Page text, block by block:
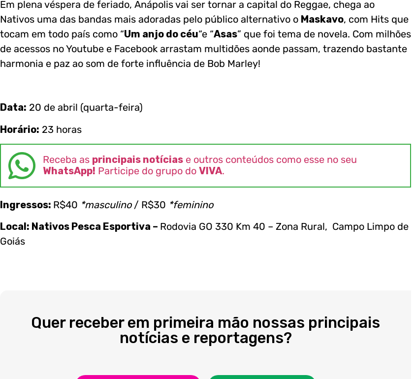
Em plena véspera de feriado, Anápolis vai ser tornar a capital do Reggae, chega ao
Nativos uma das bandas mais adoradas pelo público alternativo o Maskavo, com Hits que
tocam em todo país como “Um anjo do céu“e “Asas” que foi tema de novela. Com milhões
de acessos no Youtube e Facebook arrastam multidões aonde passam, trazendo bastante
harmonia e paz ao som de forte influência de Bob Marley!
Data: 20 de abril (quarta-feira)
Horário: 23 horas
Receba as principais notícias e outros conteúdos como esse no seu
WhatsApp! Participe do grupo do VIVA.
Ingressos: R$40 *masculino/ R$30 *feminino
Local: Nativos Pesca Esportiva – Rodovia GO 330 Km 40 – Zona Rural, Campo Limpo de
Goiás
Quer receber em primeira mão nossas principais
notícias e reportagens?